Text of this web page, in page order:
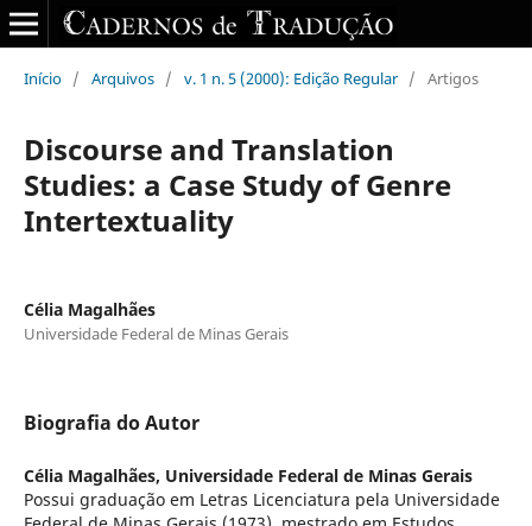
Início / Arquivos / v. 1 n. 5 (2000): Edição Regular / Artigos
Discourse and Translation
Studies: a Case Study of Genre
Intertextuality
Célia Magalhães
Universidade Federal de Minas Gerais
Biografia do Autor
Célia Magalhães, Universidade Federal de Minas Gerais
Possui graduação em Letras Licenciatura pela Universidade